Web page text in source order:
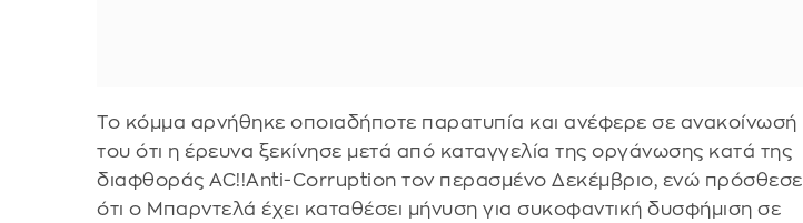
Το κόμμα αρνήθηκε οποιαδήποτε παρατυπία και ανέφερε σε ανακοίνωσή
του ότι η έρευνα ξεκίνησε μετά από καταγγελία της οργάνωσης κατά της
διαφθοράς AC!!Anti-Corruption τον περασμένο Δεκέμβριο, ενώ πρόσθεσε
ότι ο Μπαρντελά έχει καταθέσει μήνυση για συκοφαντική δυσφήμιση σε